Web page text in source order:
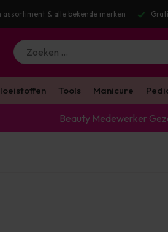
merken Gratis verzending v.a. €100
Tools Manicure
Beauty Medewerker